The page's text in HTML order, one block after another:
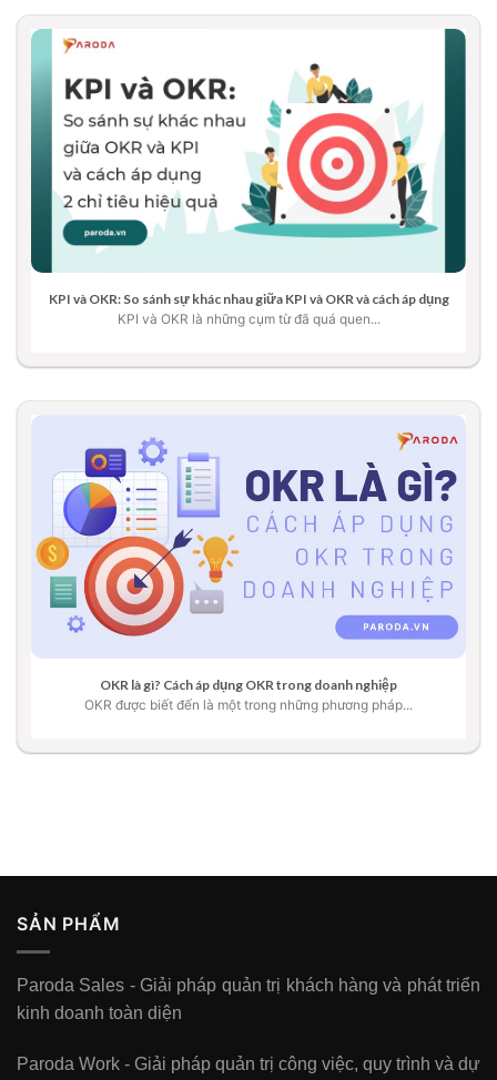
KPI và OKR: So sánh sự khác nhau giữa KPI và OKR và cách áp dụng
KPI và OKR là những cụm từ đã quá quen...
OKR là gì? Cách áp dụng OKR trong doanh nghiệp
OKR được biết đến là một trong những phương pháp...
SẢN PHẨM
Paroda Sales - Giải pháp quản trị khách hàng và phát triển
kinh doanh toàn diện
Paroda Work - Giải pháp quản trị công việc, quy trình và dự